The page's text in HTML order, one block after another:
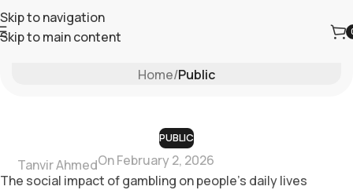
Skip to navigation
Skip to main content
Home/Public
PUBLIC
Tanvir AhmedOn February 2, 2026
The social impact of gambling on people’s daily lives